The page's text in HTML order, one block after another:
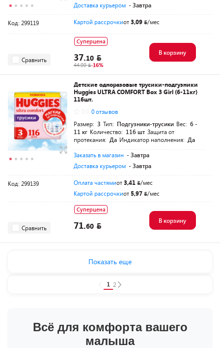
Доставка курьером - Завтра
Код: 299119 Картой рассрочкиот3,09 /мес
Сравнить
Суперцена
37.10
44.00 -16%
В корзину
Детские одноразовые трусики-подгузники
Huggies ULTRA COMFORT Box 3 Girl (6-11кг)
116шт.
0 отзывов
Размер: 3 Тип: Подгузники-трусики Вес: 6 -
11 кг Количество: 116 шт Защита от
протекания: Да Индикатор наполнения: Да
Заказать в магазин - Завтра
Доставка курьером - Завтра
Код: 299139 Оплата частямиот3,41
/мес
Картой рассрочкиот 5,97 /мес
Сравнить
Суперцена
71.60
В корзину
Показать еще
1 2
Всё для комфорта вашего
малыша